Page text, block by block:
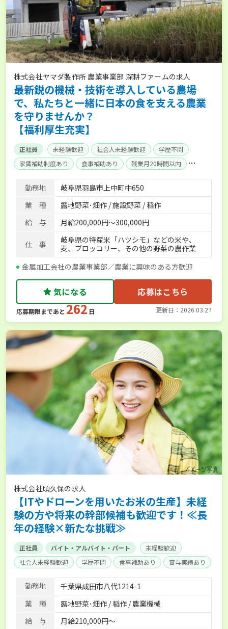
株式会社ヤマダ製作所 農業事業部 深耕ファームの求人
最新鋭の機械・技術を導入している農場
で、私たちと一緒に日本の食を支える農業
を守りませんか？
【福利厚生充実】
正社員 未経験歓迎 社会人未経験歓迎
学歴不問
家賃補助制度あり
食事補助あり
残業月20時間以内
賞与実績あり
年間休日100日以上 経験者優遇
勤務地
岐阜県羽島市上中町中650
業 種
露地野菜･畑作 / 施設野菜 / 稲作
給 与
月給200,000円～300,000円
仕 事
岐阜県の特産米「ハツシモ」などの米や、
麦、ブロッコリー、その他の野菜の農作業
金属加工会社の農業事業部／農業に興味のある方歓迎
気になる 応募はこちら
応募期限まであと 262 日 更新日：2026.03.27
株式会社頃久保の求人
【ITやドローンを用いたお米の生産】未経
験の方や将来の幹部候補も歓迎です！≪長
年の経験×新たな挑戦≫
正社員 バイト・アルバイト・パート
未経験歓迎
社会人未経験歓迎
学歴不問 食事補助あり
賞与実績あり
年間休日100日以上
独立支援可能 社会保険完備
勤務地
千葉県成田市八代1214-1
業 種
露地野菜･畑作 / 稲作 / 農業機械
給 与
月給210,000円～